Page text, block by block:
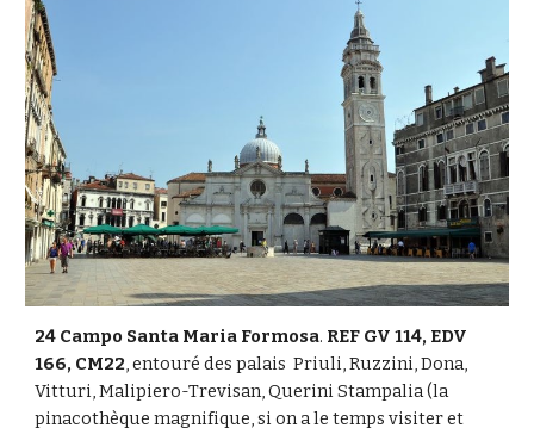
24 Campo Santa Maria Formosa. REF GV 114, EDV
166, CM22, entouré des palais  Priuli, Ruzzini, Dona,
Vitturi, Malipiero-Trevisan, Querini Stampalia (la
pinacothèque magnifique, si on a le temps visiter et